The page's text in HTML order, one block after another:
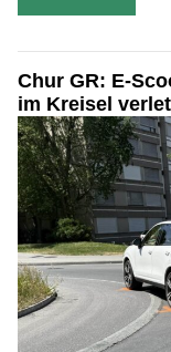
Chur GR: E-
im Kreisel